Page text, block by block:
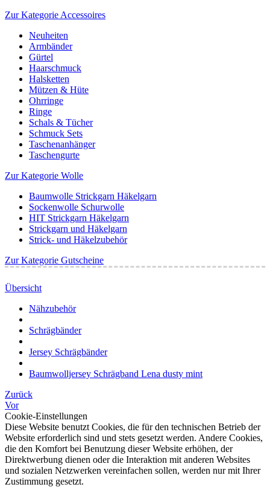
Zur Kategorie Accessoires
Neuheiten
Armbänder
Gürtel
Haarschmuck
Halsketten
Mützen & Hüte
Ohrringe
Ringe
Schals & Tücher
Schmuck Sets
Taschenanhänger
Taschengurte
Zur Kategorie Wolle
Baumwolle Strickgarn Häkelgarn
Sockenwolle Schurwolle
HIT Strickgarn Häkelgarn
Strickgarn und Häkelgarn
Strick- und Häkelzubehör
Zur Kategorie Gutscheine
Übersicht
Nähzubehör
Schrägbänder
Jersey Schrägbänder
Baumwolljersey Schrägband Lena dusty mint
Zurück
Vor
Cookie-Einstellungen
Diese Website benutzt Cookies, die für den technischen Betrieb der
Website erforderlich sind und stets gesetzt werden. Andere Cookies,
die den Komfort bei Benutzung dieser Website erhöhen, der
Direktwerbung dienen oder die Interaktion mit anderen Websites
und sozialen Netzwerken vereinfachen sollen, werden nur mit Ihrer
Zustimmung gesetzt.